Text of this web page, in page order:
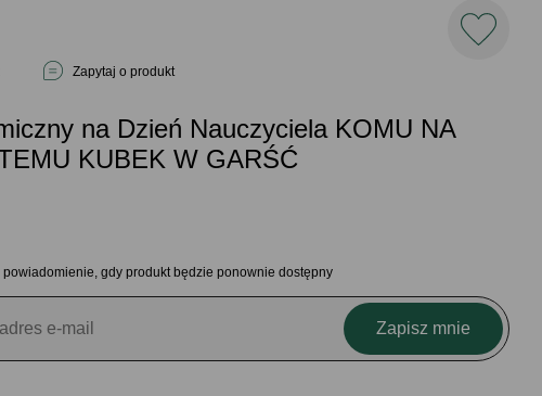
Zapytaj o produkt
na Dzień Nauczyciela KOMU NA
KUBEK W GARŚĆ
powiadomienie, gdy produkt będzie ponownie dostępny
Zapisz mnie